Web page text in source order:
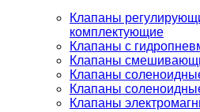
Клапаны
комплектующие
Клапаны с
Клапаны
Клапаны
Клапаны
Клапаны